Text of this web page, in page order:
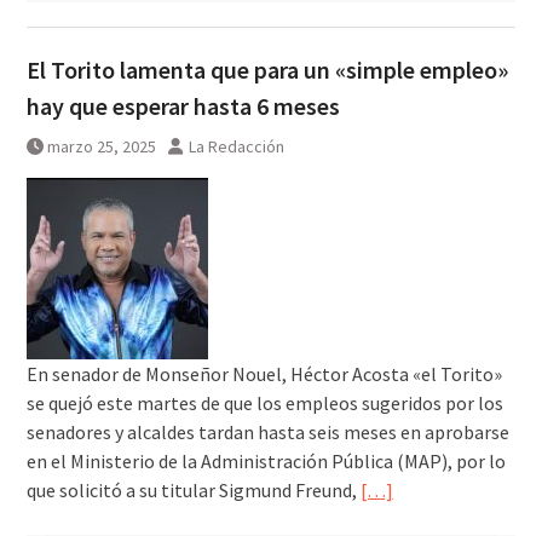
El Torito lamenta que para un «simple empleo»
hay que esperar hasta 6 meses
marzo 25, 2025 La Redacción
En senador de Monseñor Nouel, Héctor Acosta «el Torito»
se quejó este martes de que los empleos sugeridos por los
senadores y alcaldes tardan hasta seis meses en aprobarse
en el Ministerio de la Administración Pública (MAP), por lo
que solicitó a su titular Sigmund Freund, […]